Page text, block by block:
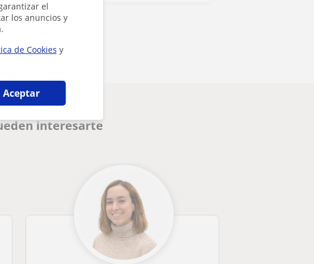
el
los anuncios y
de Cookies y
Aceptar
interesarte